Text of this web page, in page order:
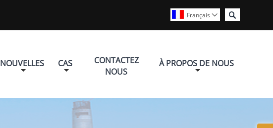

Français 
NOUVELLES CAS
CONTACTEZ
NOUS
À PROPOS DE NOUS